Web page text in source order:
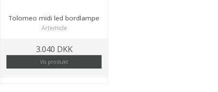
Tolomeo midi led bordlampe
Artemide
3.040 DKK
Vis produkt